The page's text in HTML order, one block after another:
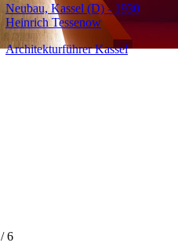
/6
Neubau, Kassel (D) - 1930
Heinrich Tessenow
Architekturführer Kassel